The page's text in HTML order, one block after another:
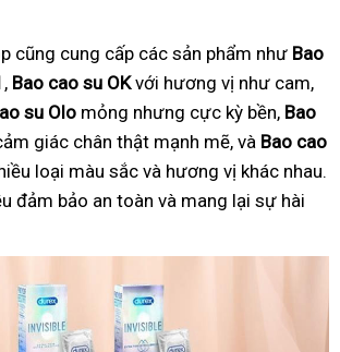
cũng cung cấp các sản phẩm như Bao
, Bao cao su OKvới hương vị như cam,
su Olo mỏng nhưng cực kỳ bền, Bao
giác chân thật mạnh mẽ, và Bao cao
loại màu sắc và hương vị khác nhau.
đảm bảo an toàn và mang lại sự hài